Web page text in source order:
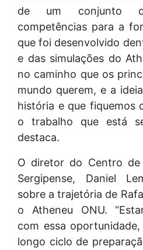
de um conjunto
competências para a
que foi desenvolvido
e das simulações do
no caminho que os
mundo querem, e a
história e que fiquemos
o trabalho que está
destaca.
O diretor do Centro de
Sergipense, Daniel
sobre a trajetória de
o Atheneu ONU.
com essa
longo ciclo de